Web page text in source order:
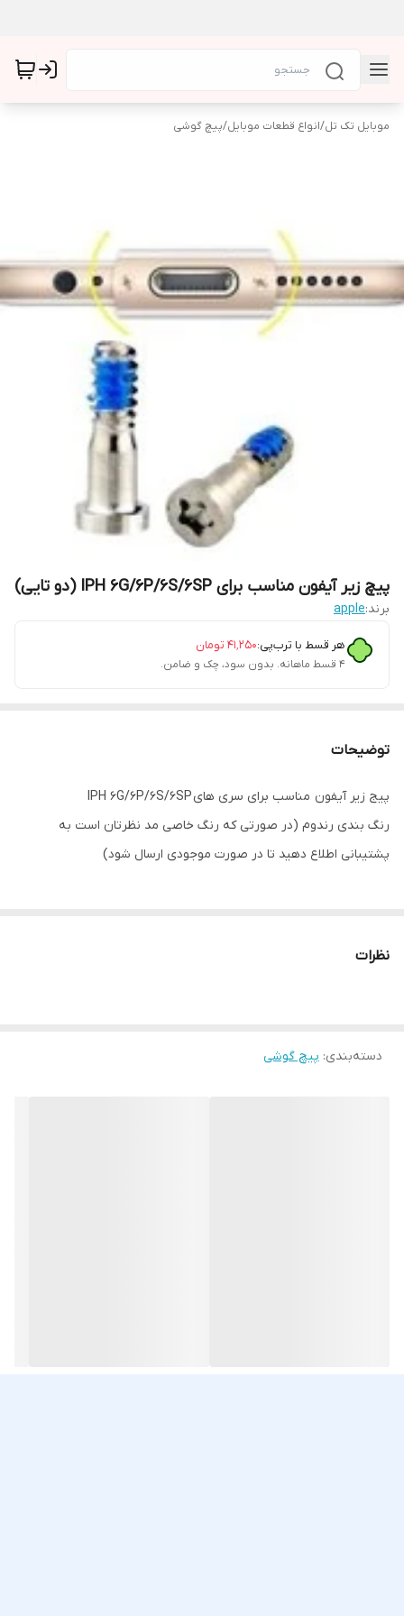
موبایل تک تل/انواع قطعات موبایل/پیچ گوشی
پیچ زیر آیفون مناسب برای IPH 6G/6P/6S/6SP (دو تایی)
برند:apple
هر قسط با ترب‌پی:۴۱٬۲۵۰ تومان
۴ قسط ماهانه. بدون سود، چک و ضامن.
توضیحات
پیج زیر آیفون مناسب برای سری های IPH 6G/6P/6S/6SP
رنگ بندی رندوم (در صورتی که رنگ خاصی مد نظرتان است به
پشتیبانی اطلاع دهید تا در صورت موجودی ارسال شود)
نظرات
دسته‌بندی: پیچ گوشی